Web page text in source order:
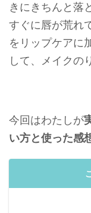
きにきちんと落
すぐに唇が荒れ
をリップケアに
して、メイクの
今回はわたしが
い方と使った感